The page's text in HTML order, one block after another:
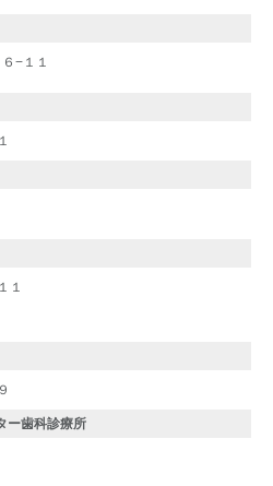
−１１
１
ー歯科診療所